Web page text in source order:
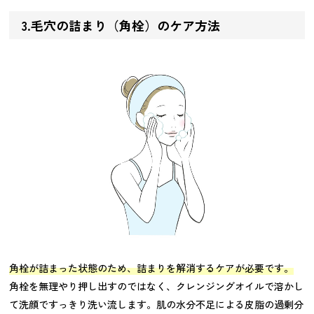
3.毛穴の詰まり（角栓）のケア方法
角栓が詰まった状態のため、詰まりを解消するケアが必要です。
角栓を無理やり押し出すのではなく、クレンジングオイルで溶かし
て洗顔ですっきり洗い流します。肌の水分不足による皮脂の過剰分